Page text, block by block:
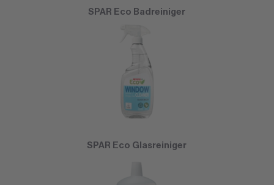
SPAR Eco Badreiniger
SPAR Eco Glasreiniger